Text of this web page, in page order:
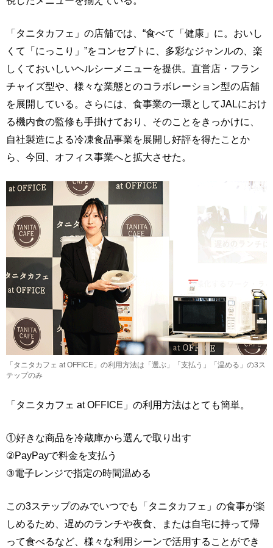
「タニタカフェ」の店舗では、“食べて「健康」に。おいし
くて「にっこり」”をコンセプトに、多彩なジャンルの、楽
しくておいしいヘルシーメニューを提供。直営店・フラン
チャイズ型や、様々な業態とのコラボレーション型の店舗
を展開している。さらには、食事業の一環としてJALにおけ
る機内食の監修も手掛けており、そのことをきっかけに、
自社製造による冷凍食品事業を展開し好評を得たことか
ら、今回、オフィス事業へと拡大させた。
「タニタカフェ at OFFICE」の利用方法は「選ぶ」「支払う」「温める」の3ス
テップのみ
「タニタカフェ at OFFICE」の利用方法はとても簡単。
①好きな商品を冷蔵庫から選んで取り出す
②PayPayで料金を支払う
③電子レンジで指定の時間温める
この3ステップのみでいつでも「タニタカフェ」の食事が楽
しめるため、遅めのランチや夜食、または自宅に持って帰
って食べるなど、様々な利用シーンで活用することができ